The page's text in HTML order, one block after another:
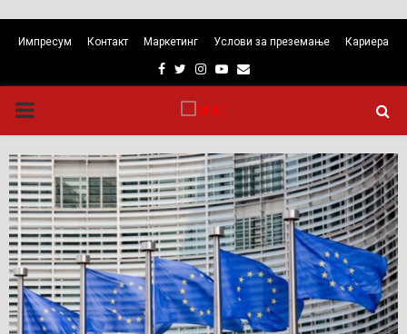
Импресум Контакт Маркетинг Услови за преземање Кариера
Facebook
TwitterInstagram
Youtube
Email
PRIMARY
MENU